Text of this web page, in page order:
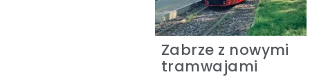
Zabrze z nowymi
tramwajami